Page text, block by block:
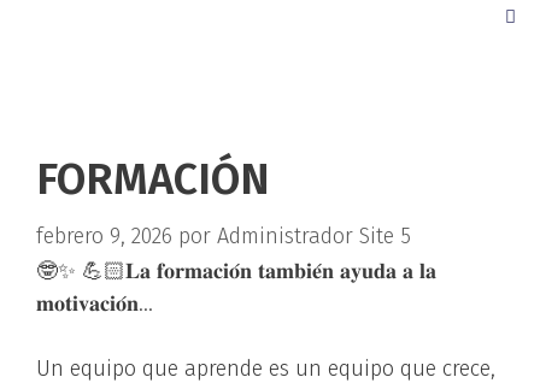
FORMACIÓN
febrero 9, 2026 por Administrador Site 5
🤓✨ 💪🏻𝐋𝐚 𝐟𝐨𝐫𝐦𝐚𝐜𝐢𝐨́𝐧 𝐭𝐚𝐦𝐛𝐢𝐞́𝐧 𝐚𝐲𝐮𝐝𝐚 𝐚 𝐥𝐚
𝐦𝐨𝐭𝐢𝐯𝐚𝐜𝐢𝐨́𝐧…
Un equipo que aprende es un equipo que crece,